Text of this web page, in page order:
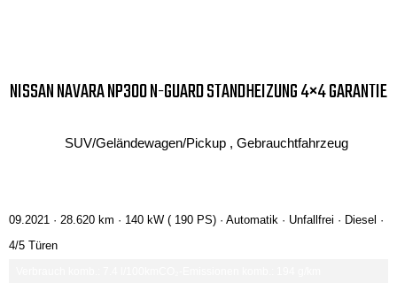
NISSAN NAVARA NP300 N-GUARD STANDHEIZUNG 4×4 GARANTIE
SUV/Geländewagen/Pickup , Gebrauchtfahrzeug
09.2021 · 28.620 km · 140 kW ( 190 PS) · Automatik · Unfallfrei · Diesel ·
4/5 Türen